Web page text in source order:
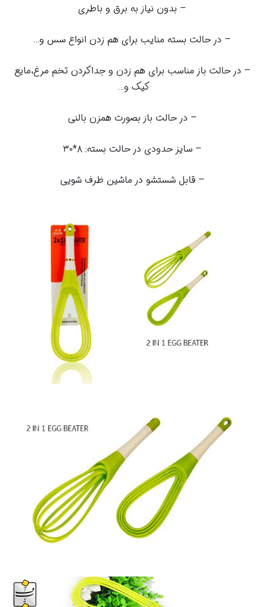
– بدون نیاز به برق و باطری
– در حالت بسته منایب برای هم زدن انواع سس و…
– در حالت باز مناسب برای هم زدن و جداکردن تخم مرغ،مایع
کیک و…
– در حالت باز بصورت همزن بالنی
– سایز حدودی در حالت بسته: ۸*۳۰
– قابل شستشو در ماشین ظرف شویی